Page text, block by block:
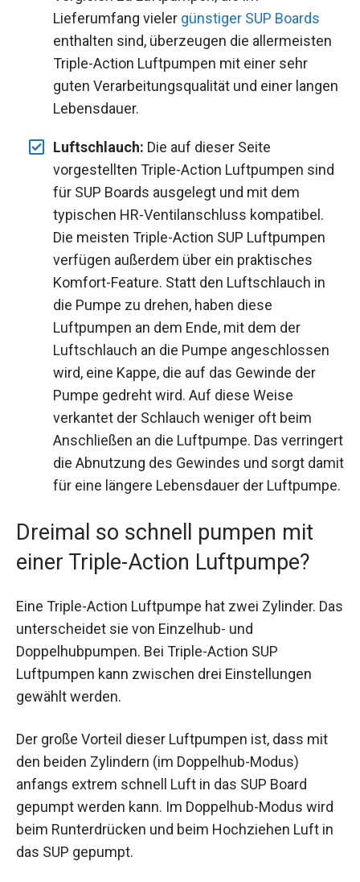
Lieferumfang vieler günstiger SUP Boards
enthalten sind, überzeugen die allermeisten
Triple-Action Luftpumpen mit einer sehr
guten Verarbeitungsqualität und einer langen
Lebensdauer.
Luftschlauch: Die auf dieser Seite
vorgestellten Triple-Action Luftpumpen sind
für SUP Boards ausgelegt und mit dem
typischen HR-Ventilanschluss kompatibel.
Die meisten Triple-Action SUP Luftpumpen
verfügen außerdem über ein praktisches
Komfort-Feature. Statt den Luftschlauch in
die Pumpe zu drehen, haben diese
Luftpumpen an dem Ende, mit dem der
Luftschlauch an die Pumpe angeschlossen
wird, eine Kappe, die auf das Gewinde der
Pumpe gedreht wird. Auf diese Weise
verkantet der Schlauch weniger oft beim
Anschließen an die Luftpumpe. Das verringert
die Abnutzung des Gewindes und sorgt damit
für eine längere Lebensdauer der Luftpumpe.
Dreimal so schnell pumpen mit
einer Triple-Action Luftpumpe?
Eine Triple-Action Luftpumpe hat zwei Zylinder. Das
unterscheidet sie von Einzelhub- und
Doppelhubpumpen. Bei Triple-Action SUP
Luftpumpen kann zwischen drei Einstellungen
gewählt werden.
Der große Vorteil dieser Luftpumpen ist, dass mit
den beiden Zylindern (im Doppelhub-Modus)
anfangs extrem schnell Luft in das SUP Board
gepumpt werden kann. Im Doppelhub-Modus wird
beim Runterdrücken und beim Hochziehen Luft in
das SUP gepumpt.